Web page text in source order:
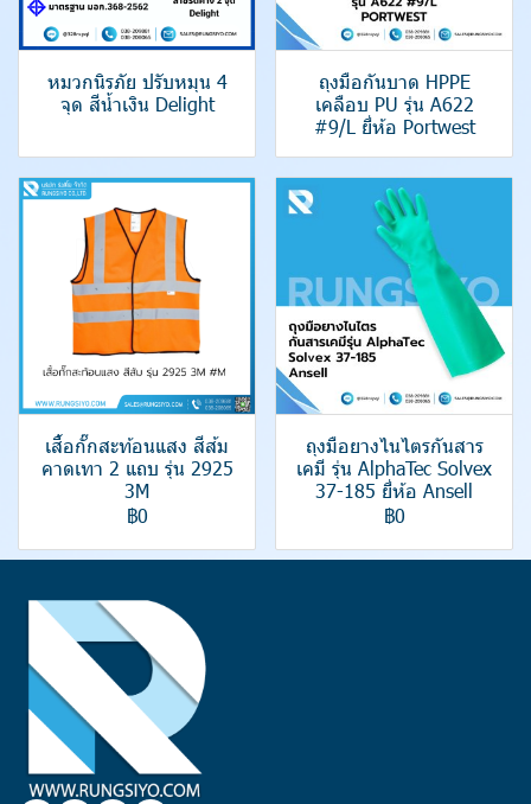
หมวกนิรภัย ปรับหมุน 4
จุด สีน้ำเงิน Delight
ถุงมือกันบาด HPPE
เคลือบ PU รุ่น A622
#9/L ยี่ห้อ Portwest
เสื้อกั๊กสะท้อนแสง สีส้ม
คาดเทา 2 แถบ รุ่น 2925
3M
฿0
ถุงมือยางไนไตรกันสาร
เคมี รุ่น AlphaTec Solvex
37-185 ยี่ห้อ Ansell
฿0